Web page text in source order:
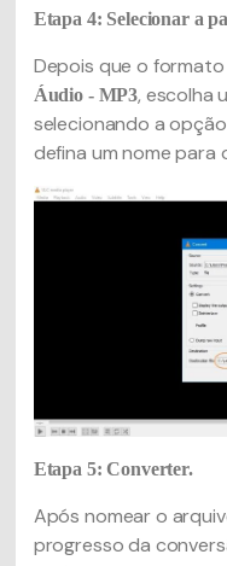
Etapa 4: Selecionar a
Depois que o
Áudio - MP3, escolha
selecionando a
defina um nome para
Etapa 5: Converter.
Após nomear o
progresso da